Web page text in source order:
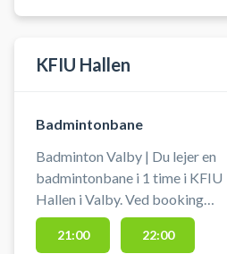
#spille-badminton-valby
KFIU Hallen
Badmintonbane
Badminton Valby | Du lejer en
badmintonbane i 1 time i KFIU
Hallen i Valby. Ved booking
modtages en kode som benyttes
for at få adgang til hallen.
21:00 22:00